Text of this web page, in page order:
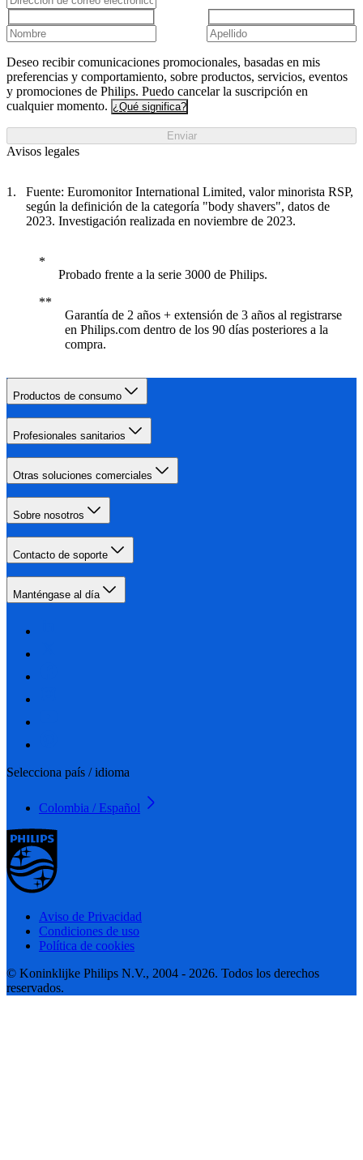
Deseo recibir comunicaciones promocionales, basadas en mis
preferencias y comportamiento, sobre productos, servicios, eventos
y promociones de Philips. Puedo cancelar la suscripción en
cualquier momento. ¿Qué significa?
Enviar
Avisos legales
Fuente: Euromonitor International Limited, valor minorista RSP,
según la definición de la categoría "body shavers", datos de
2023. Investigación realizada en noviembre de 2023.
Probado frente a la serie 3000 de Philips.
Garantía de 2 años + extensión de 3 años al registrarse
en Philips.com dentro de los 90 días posteriores a la
compra.
Productos de consumo
Profesionales sanitarios
Otras soluciones comerciales
Sobre nosotros
Contacto de soporte
Manténgase al día
Selecciona país / idioma
Colombia / Español
Aviso de Privacidad
Condiciones de uso
Política de cookies
© Koninklijke Philips N.V., 2004 - 2026. Todos los derechos
reservados.